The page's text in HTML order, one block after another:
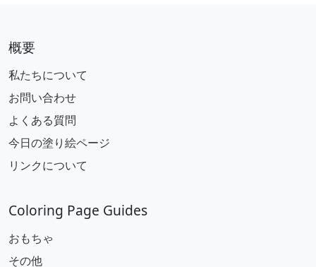
概要
私たちについて
お問い合わせ
よくある質問
今日の塗り絵ページ
リンクについて
Coloring Page Guides
おもちゃ
その他